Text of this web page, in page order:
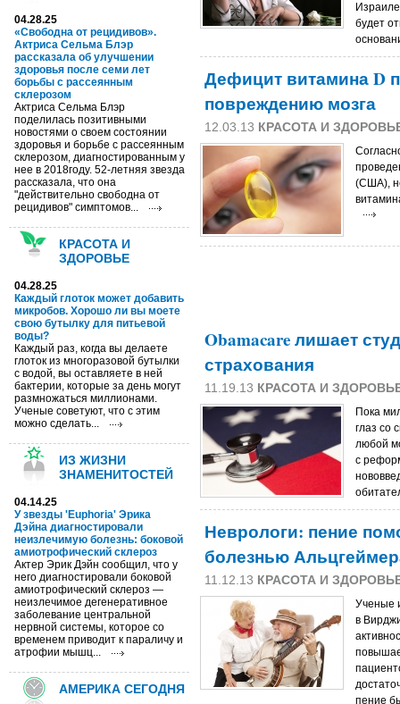
04.28.25
«Свободна от рецидивов».
Актриса Сельма Блэр
рассказала об улучшении
здоровья после семи лет
борьбы с рассеянным
склерозом
Актриса Сельма Блэр
поделилась позитивными
новостями о своем состоянии
здоровья и борьбе с рассеянным
склерозом, диагностированным у
нее в 2018году. 52-летняя звезда
рассказала, что она
"действительно свободна от
рецидивов" симптомов...
КРАСОТА И
ЗДОРОВЬЕ
04.28.25
Каждый глоток может добавить
микробов. Хорошо ли вы моете
свою бутылку для питьевой
воды?
Каждый раз, когда вы делаете
глоток из многоразовой бутылки
с водой, вы оставляете в ней
бактерии, которые за день могут
размножаться миллионами.
Ученые советуют, что с этим
можно сделать...
ИЗ ЖИЗНИ
ЗНАМЕНИТОСТЕЙ
04.14.25
У звезды 'Euphoria' Эрика
Дэйна диагностировали
неизлечимую болезнь: боковой
амиотрофический склероз
Актер Эрик Дэйн сообщил, что у
него диагностировали боковой
амиотрофический склероз —
неизлечимое дегенеративное
заболевание центральной
нервной системы, которое со
временем приводит к параличу и
атрофии мышц...
АМЕРИКА СЕГОДНЯ
будет
Дефицит витамина D
повреждению мозга
12.03.13 КРАСОТА И
(США),
Obamacare лишает
страхования
11.19.13 КРАСОТА И
Пока
глаз со
любой
с
Неврологи: пение
болезнью
11.12.13 КРАСОТА И
Ученые
в
пение